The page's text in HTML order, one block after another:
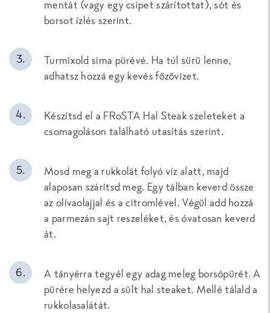
mentát (vagy egy csipet szárítottat), sót és
borsot ízlés szerint.
Turmixold sima pürévé. Ha túl sűrű lenne,
adhatsz hozzá egy kevés főzővizet.
Készítsd el a FRoSTA Hal Steak szeleteket a
csomagoláson található utasítás szerint.
Mosd meg a rukkolát folyó víz alatt, majd
alaposan szárítsd meg. Egy tálban keverd össze
az olívaolajjal és a citromlével. Végül add hozzá
a parmezán sajt reszeléket, és óvatosan keverd
át.
A tányérra tegyél egy adag meleg borsópürét. A
pürére helyezd a sült hal steaket. Mellé tálald a
rukkolasalátát.